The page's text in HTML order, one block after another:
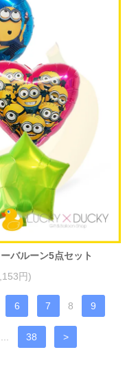
バルーン5点セット
円)
6 7 8 9
38 >